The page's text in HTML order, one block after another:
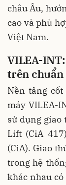
châu Âu,
cao và phù
Việt Nam.
VILEA-
trên
Nền tảng
máy VILEA-
sử dụng giao
Lift (CiA
(CiA). Giao
trong hệ
khác nhau